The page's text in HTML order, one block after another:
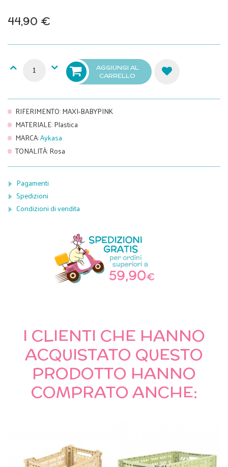
44,90 €
AGGIUNGI AL
CARRELLO
RIFERIMENTO:MAXI-BABYPINK
MATERIALE:Plastica
MARCA:Aykasa
TONALITÀ:Rosa
Pagamenti
Spedizioni
Condizioni di vendita
I CLIENTI CHE HANNO
ACQUISTATO QUESTO
PRODOTTO HANNO
COMPRATO ANCHE: